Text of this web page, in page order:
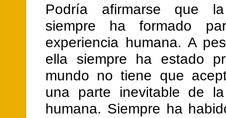
Podría afirmarse que
siempre ha formado
experiencia humana. A
ella siempre ha estado
mundo no tiene que
una parte inevitable de
humana. Siempre ha